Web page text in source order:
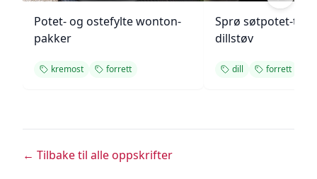
Potet- og ostefylte wonton-
pakker
kremost forrett
Sprø søtpotet-tots
dillstøv
dill forrett
← Tilbake til alle oppskrifter